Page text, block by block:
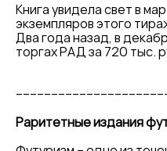
Книга увидела свет в
экземпляров этого
Два года назад, в
торгах РАД за 720 тыс.
Раритетные издания